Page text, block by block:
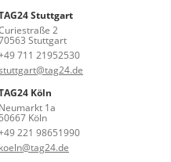
Stuttgart
2
Stuttgart
711 21952530
Köln
Neumarkt 1a
50667 Köln
221 98651990
koeln@tag24.de